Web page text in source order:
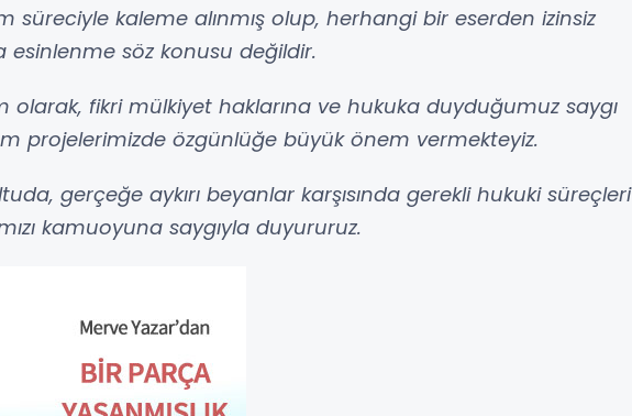
süreciyle kaleme alınmış olup, herhangi bir eserden izinsiz
esinlenme söz konusu değildir.
olarak, fikri mülkiyet haklarına ve hukuka duyduğumuz saygı
projelerimizde özgünlüğe büyük önem vermekteyiz.
gerçeğe aykırı beyanlar karşısında gerekli hukuki süreçleri
kamuoyuna saygıyla duyururuz.